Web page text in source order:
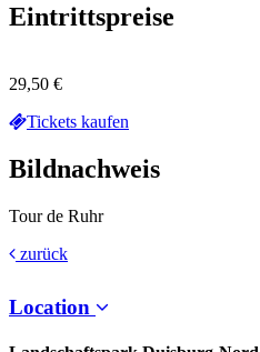
Eintrittspreise
29,50 €
Tickets kaufen
Bildnachweis
Tour de Ruhr
zurück
Location